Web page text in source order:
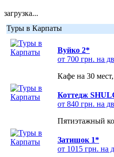
загрузка...
Туры в Карпаты
Вуйко 2*
от 700 грн. на
Кафе на 30
Коттедж
от 840 грн. на
Пятиэтажный
Затишок 1*
от 1015 грн. на